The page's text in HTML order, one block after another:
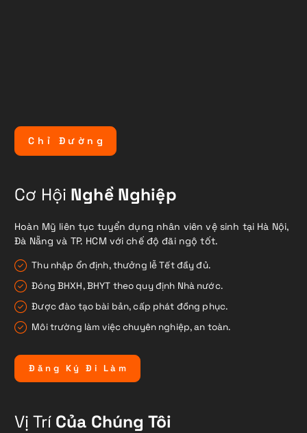
C h ỉ Đ ư ờ n g
Cơ Hội Nghề Nghiệp
Hoàn Mỹ liên tục tuyển dụng nhân viên vệ sinh tại Hà Nội,
Đà Nẵng và TP. HCM với chế độ đãi ngộ tốt.
Thu nhập ổn định, thưởng lễ Tết đầy đủ.
Đóng BHXH, BHYT theo quy định Nhà nước.
Được đào tạo bài bản, cấp phát đồng phục.
Môi trường làm việc chuyên nghiệp, an toàn.
Đ ă n g Ký Đ i L à m
Vị TríCủa Chúng Tôi